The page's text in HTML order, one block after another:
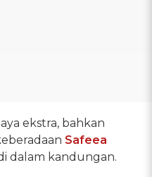
ekstra, bahkan
Safeea
dalam kandungan.